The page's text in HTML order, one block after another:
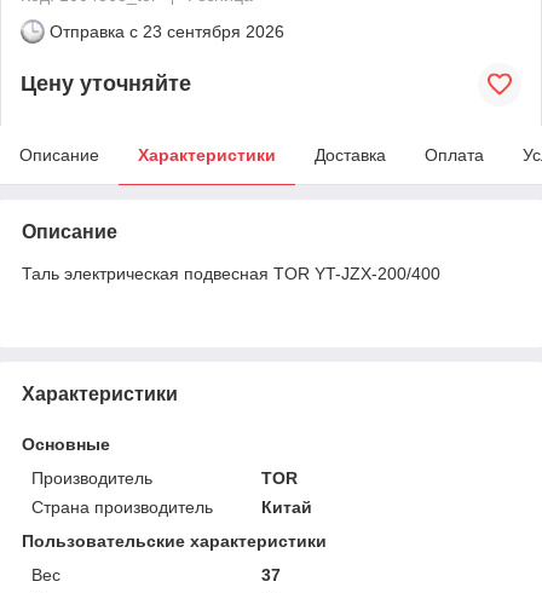
Отправка с 23 сентября 2026
Цену уточняйте
Описание Характеристики Доставка Оплата
Описание
Таль электрическая подвесная TOR YT-JZX-200/400
Характеристики
Основные
Производитель
TOR
Страна производитель
Китай
Пользовательские характеристики
Вес
37